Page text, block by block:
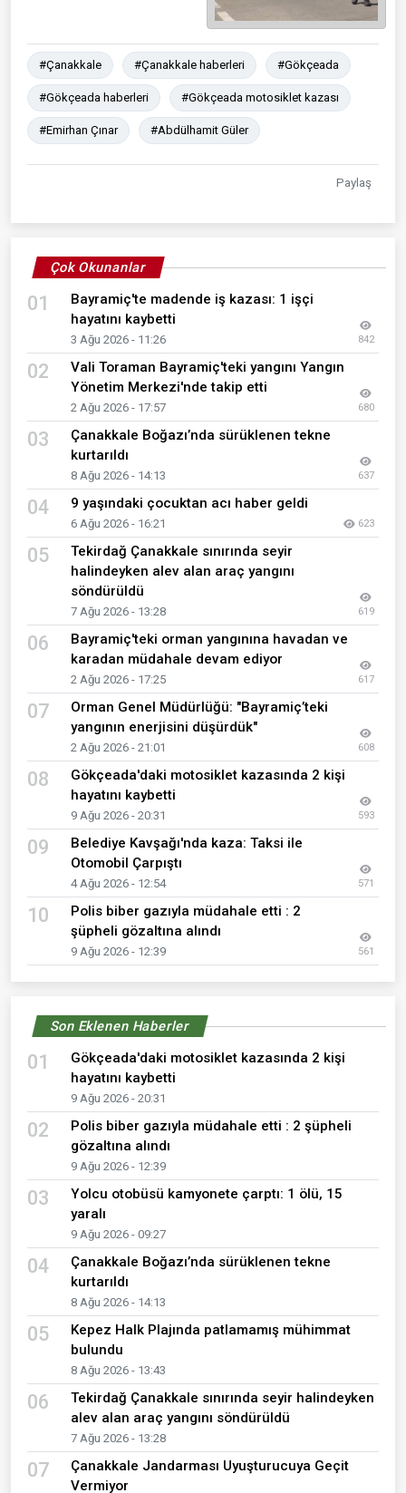
#Çanakkale #Çanakkale haberleri #Gökçeada
#Gökçeada haberleri #Gökçeada motosiklet kazası
#Emirhan Çınar #Abdülhamit Güler
Paylaş
Çok Okunanlar
01
Bayramiç'te madende iş kazası: 1 işçi
hayatını kaybetti
3 Ağu 2026 - 11:26 842
02
Vali Toraman Bayramiç'teki yangını Yangın
Yönetim Merkezi'nde takip etti
2 Ağu 2026 - 17:57 680
03
Çanakkale Boğazı’nda sürüklenen tekne
kurtarıldı
8 Ağu 2026 - 14:13 637
04 9 yaşındaki çocuktan acı haber geldi
6 Ağu 2026 - 16:21 623
05
Tekirdağ Çanakkale sınırında seyir
halindeyken alev alan araç yangını
söndürüldü
7 Ağu 2026 - 13:28 619
06
Bayramiç'teki orman yangınına havadan ve
karadan müdahale devam ediyor
2 Ağu 2026 - 17:25 617
07
Orman Genel Müdürlüğü: "Bayramiç’teki
yangının enerjisini düşürdük"
2 Ağu 2026 - 21:01 608
08
Gökçeada'daki motosiklet kazasında 2 kişi
hayatını kaybetti
9 Ağu 2026 - 20:31 593
09
Belediye Kavşağı'nda kaza: Taksi ile
Otomobil Çarpıştı
4 Ağu 2026 - 12:54 571
10
Polis biber gazıyla müdahale etti : 2
şüpheli gözaltına alındı
9 Ağu 2026 - 12:39 561
Son Eklenen Haberler
01
Gökçeada'daki motosiklet kazasında 2 kişi
hayatını kaybetti
9 Ağu 2026 - 20:31
02
Polis biber gazıyla müdahale etti : 2 şüpheli
gözaltına alındı
9 Ağu 2026 - 12:39
03
Yolcu otobüsü kamyonete çarptı: 1 ölü, 15
yaralı
9 Ağu 2026 - 09:27
04
Çanakkale Boğazı’nda sürüklenen tekne
kurtarıldı
8 Ağu 2026 - 14:13
05
Kepez Halk Plajında patlamamış mühimmat
bulundu
8 Ağu 2026 - 13:43
06
Tekirdağ Çanakkale sınırında seyir halindeyken
alev alan araç yangını söndürüldü
7 Ağu 2026 - 13:28
07
Çanakkale Jandarması Uyuşturucuya Geçit
Vermiyor